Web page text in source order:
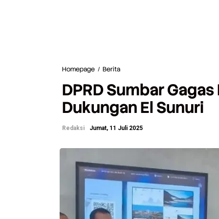
Homepage / Berita
R
D
S
u
b
r
a
g
a
DPRD Sumbar
Dukungan El Sunuri
Redaksi Jumat, 11 Juli 2025